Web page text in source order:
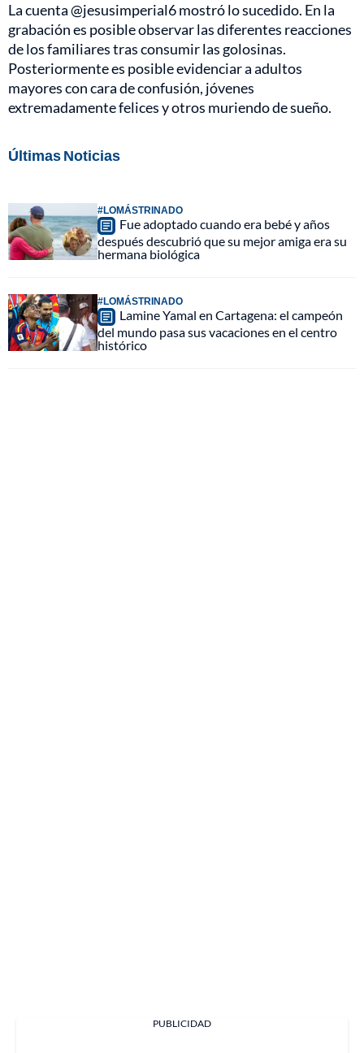
La cuenta @jesusimperial6 mostró lo sucedido. En la
grabación es posible observar las diferentes reacciones
de los familiares tras consumir las golosinas.
Posteriormente es posible evidenciar a adultos
mayores con cara de confusión, jóvenes
extremadamente felices y otros muriendo de sueño.
Últimas Noticias
#LOMÁSTRINADO
Fue adoptado cuando era bebé y años
después descubrió que su mejor amiga era su
hermana biológica
#LOMÁSTRINADO
Lamine Yamal en Cartagena: el campeón
del mundo pasa sus vacaciones en el centro
histórico
PUBLICIDAD